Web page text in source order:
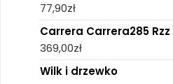
77,90zł
Carrera Carrera285
369,00zł
Wilk i drzewko